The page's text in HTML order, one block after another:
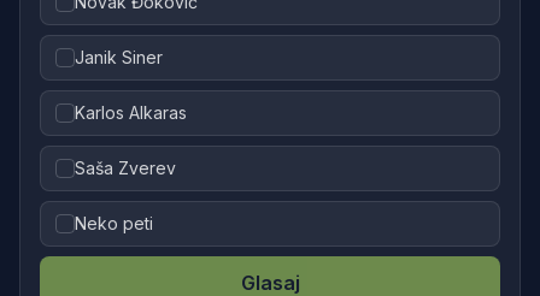
Janik Siner
Karlos Alkaras
Saša Zverev
Neko peti
Glasaj